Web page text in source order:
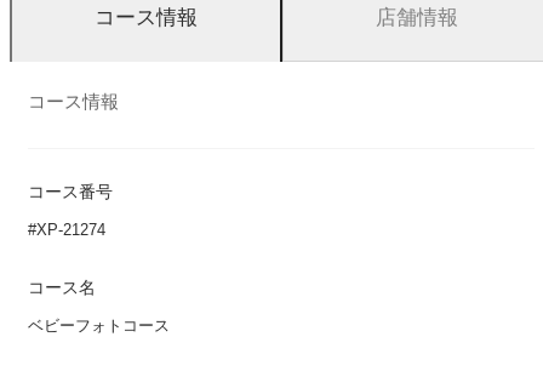
コース情報 店舗情報
コース情報
コース番号
#XP-21274
コース名
ベビーフォトコース